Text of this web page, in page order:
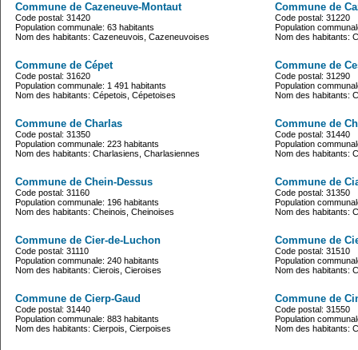
Commune de Cazeneuve-Montaut
Code postal: 31420
Population communale: 63 habitants
Nom des habitants: Cazeneuvois, Cazeneuvoises
Commune de
Code postal: 31220
Population
Nom des habitants:
Commune de Cépet
Code postal: 31620
Population communale: 1 491 habitants
Nom des habitants: Cépetois, Cépetoises
Commune de
Code postal: 31290
Population
Nom des habitants:
Commune de Charlas
Code postal: 31350
Population communale: 223 habitants
Nom des habitants: Charlasiens, Charlasiennes
Commune de
Code postal: 31440
Population
Nom des habitants:
Commune de Chein-Dessus
Code postal: 31160
Population communale: 196 habitants
Nom des habitants: Cheinois, Cheinoises
Commune de
Code postal: 31350
Population
Nom des habitants:
Commune de Cier-de-Luchon
Code postal: 31110
Population communale: 240 habitants
Nom des habitants: Cierois, Cieroises
Commune de
Code postal: 31510
Population
Nom des habitants:
Commune de Cierp-Gaud
Code postal: 31440
Population communale: 883 habitants
Nom des habitants: Cierpois, Cierpoises
Commune de
Code postal: 31550
Population
Nom des habitants: